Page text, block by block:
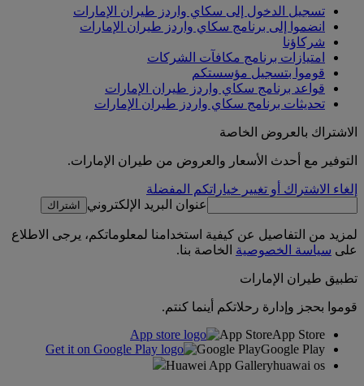
تسجيل الدخول إلى سكاي واردز طيران الإمارات
انضموا إلى برنامج سكاي واردز طيران الإمارات
شركاؤنا
امتيازات برنامج مكافآت الشركات
قوموا بتسجيل مؤسستكم
قواعد برنامج سكاي واردز طيران الإمارات
تحديثات برنامج سكاي واردز طيران الإمارات
الاشتراك بالعروض الخاصة
التوفير مع أحدث الأسعار والعروض من طيران الإمارات.
إلغاء الاشتراك أو تغيير خياراتكم المفضلة
عنوان البريد الإلكتروني
اشتراك
لمزيد من التفاصيل عن كيفية استخدامنا لمعلوماتكم، يرجى الاطلاع
على سياسة الخصوصية الخاصة بنا.
تطبيق طيران الإمارات
قوموا بحجز وإدارة رحلاتكم أينما كنتم.
App StoreApp Store
Google PlayGoogle Play
Huawei App Galleryhuawai os